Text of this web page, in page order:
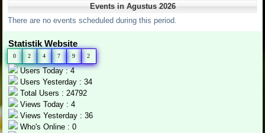
Events in Agustus 2026
There are no events scheduled during this period.
Statistik Website
0 2 4 7 9 2
Users Today : 4
Users Yesterday : 34
Total Users : 24792
Views Today : 4
Views Yesterday : 36
Who's Online : 0